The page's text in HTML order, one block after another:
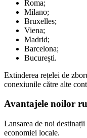
Roma;
Milano;
Bruxelles;
Viena;
Madrid;
Barcelona;
București.
Extinderea rețelei de
conexiunile către alte
Avantajele noilor
Lansarea de noi
economiei locale.